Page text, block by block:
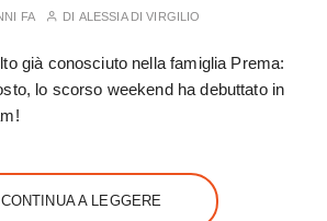
FA DI ALESSIA DI VIRGILIO
già conosciuto nella famiglia Prema:
lo scorso weekend ha debuttato in
CONTINUA A LEGGERE